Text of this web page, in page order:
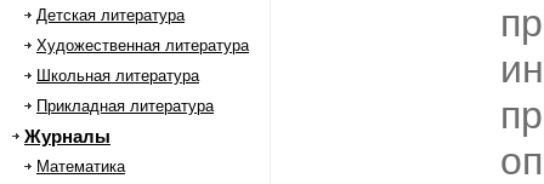
Детская литература
Художественная литература
Школьная литература
Прикладная литература
Журналы
Математика